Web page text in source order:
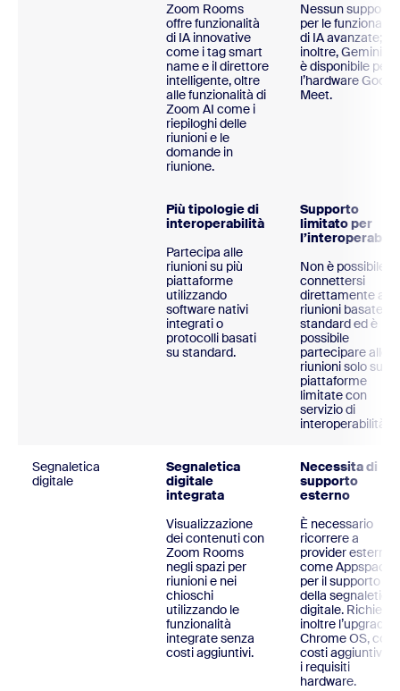
Zoom Rooms
offre funzionalità
di IA innovative
come i tag smart
name e il direttore
intelligente, oltre
alle funzionalità di
Zoom AI come i
riepiloghi delle
riunioni e le
domande in
riunione.
Nessun supporto
per le funzionalità
di IA avanzate;
inoltre, Gemini
è disponibile per
l’hardware
Meet.
Più tipologie di
interoperabilità
Partecipa alle
riunioni su più
piattaforme
utilizzando
software nativi
integrati o
protocolli basati
su standard.
Supporto
limitato per
Non è possibile
connettersi
direttamente alle
riunioni basate su
standard ed è
possibile
partecipare alle
riunioni solo su
piattaforme
limitate con
servizio di
interoperabilità.
Segnaletica
digitale
Segnaletica
digitale
integrata
Visualizzazione
dei contenuti con
Zoom Rooms
negli spazi per
riunioni e nei
chioschi
utilizzando le
funzionalità
integrate senza
costi aggiuntivi.
Necessita di
supporto
esterno
È necessario
ricorrere a
provider esterni,
come Appspace,
per il supporto
della segnaletica
digitale. Richiede
inoltre l’upgrade a
Chrome OS, con
costi aggiuntivi
i requisiti
hardware.